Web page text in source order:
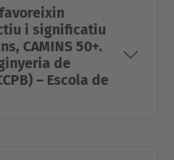
i significatiu
CAMINS 50+.
de
– Escola de